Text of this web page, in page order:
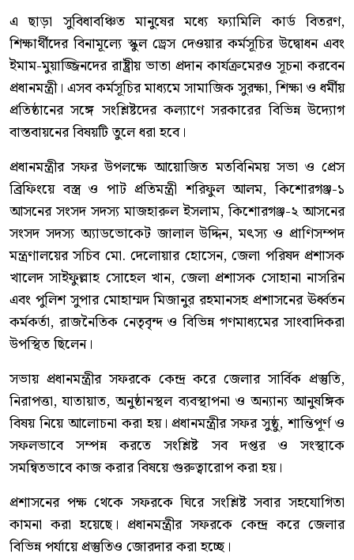
এ ছাড়া সুবিধাবঞ্চিত মানুষের মধ্যে ফ্যামিলি কার্ড বিতরণ,
শিক্ষার্থীদের বিনামূল্যে স্কুল ড্রেস দেওয়ার কর্মসূচির উদ্বোধন এবং
ইমাম-মুয়াজ্জিনদের রাষ্ট্রীয় ভাতা প্রদান কার্যক্রমেরও সূচনা করবেন
প্রধানমন্ত্রী। এসব কর্মসূচির মাধ্যমে সামাজিক সুরক্ষা, শিক্ষা ও ধর্মীয়
প্রতিষ্ঠানের সঙ্গে সংশ্লিষ্টদের কল্যাণে সরকারের বিভিন্ন উদ্যোগ
বাস্তবায়নের বিষয়টি তুলে ধরা হবে।
প্রধানমন্ত্রীর সফর উপলক্ষে আয়োজিত মতবিনিময় সভা ও প্রেস
ব্রিফিংয়ে বস্ত্র ও পাট প্রতিমন্ত্রী শরিফুল আলম, কিশোরগঞ্জ-১
আসনের সংসদ সদস্য মাজহারুল ইসলাম, কিশোরগঞ্জ-২ আসনের
সংসদ সদস্য অ্যাডভোকেট জালাল উদ্দিন, মৎস্য ও প্রাণিসম্পদ
মন্ত্রণালয়ের সচিব মো. দেলোয়ার হোসেন, জেলা পরিষদ প্রশাসক
খালেদ সাইফুল্লাহ সোহেল খান, জেলা প্রশাসক সোহানা নাসরিন
এবং পুলিশ সুপার মোহাম্মদ মিজানুর রহমানসহ প্রশাসনের ঊর্ধ্বতন
কর্মকর্তা, রাজনৈতিক নেতৃবৃন্দ ও বিভিন্ন গণমাধ্যমের সাংবাদিকরা
উপস্থিত ছিলেন।
সভায় প্রধানমন্ত্রীর সফরকে কেন্দ্র করে জেলার সার্বিক প্রস্তুতি,
নিরাপত্তা, যাতায়াত, অনুষ্ঠানস্থল ব্যবস্থাপনা ও অন্যান্য আনুষঙ্গিক
বিষয় নিয়ে আলোচনা করা হয়। প্রধানমন্ত্রীর সফর সুষ্ঠু, শান্তিপূর্ণ ও
সফলভাবে সম্পন্ন করতে সংশ্লিষ্ট সব দপ্তর ও সংস্থাকে
সমন্বিতভাবে কাজ করার বিষয়ে গুরুত্বারোপ করা হয়।
প্রশাসনের পক্ষ থেকে সফরকে ঘিরে সংশ্লিষ্ট সবার সহযোগিতা
কামনা করা হয়েছে। প্রধানমন্ত্রীর সফরকে কেন্দ্র করে জেলার
বিভিন্ন পর্যায়ে প্রস্তুতিও জোরদার করা হচ্ছে।